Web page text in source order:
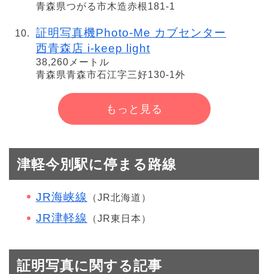
青森県つがる市木造赤根181-1
証明写真機Photo-Me カブセンター
西青森店 i-keep light
38,260メートル
青森県青森市石江字三好130-1外
もっと見る
津軽今別駅に停まる路線
JR海峡線 （JR北海道）
JR津軽線 （JR東日本）
証明写真に関する記事